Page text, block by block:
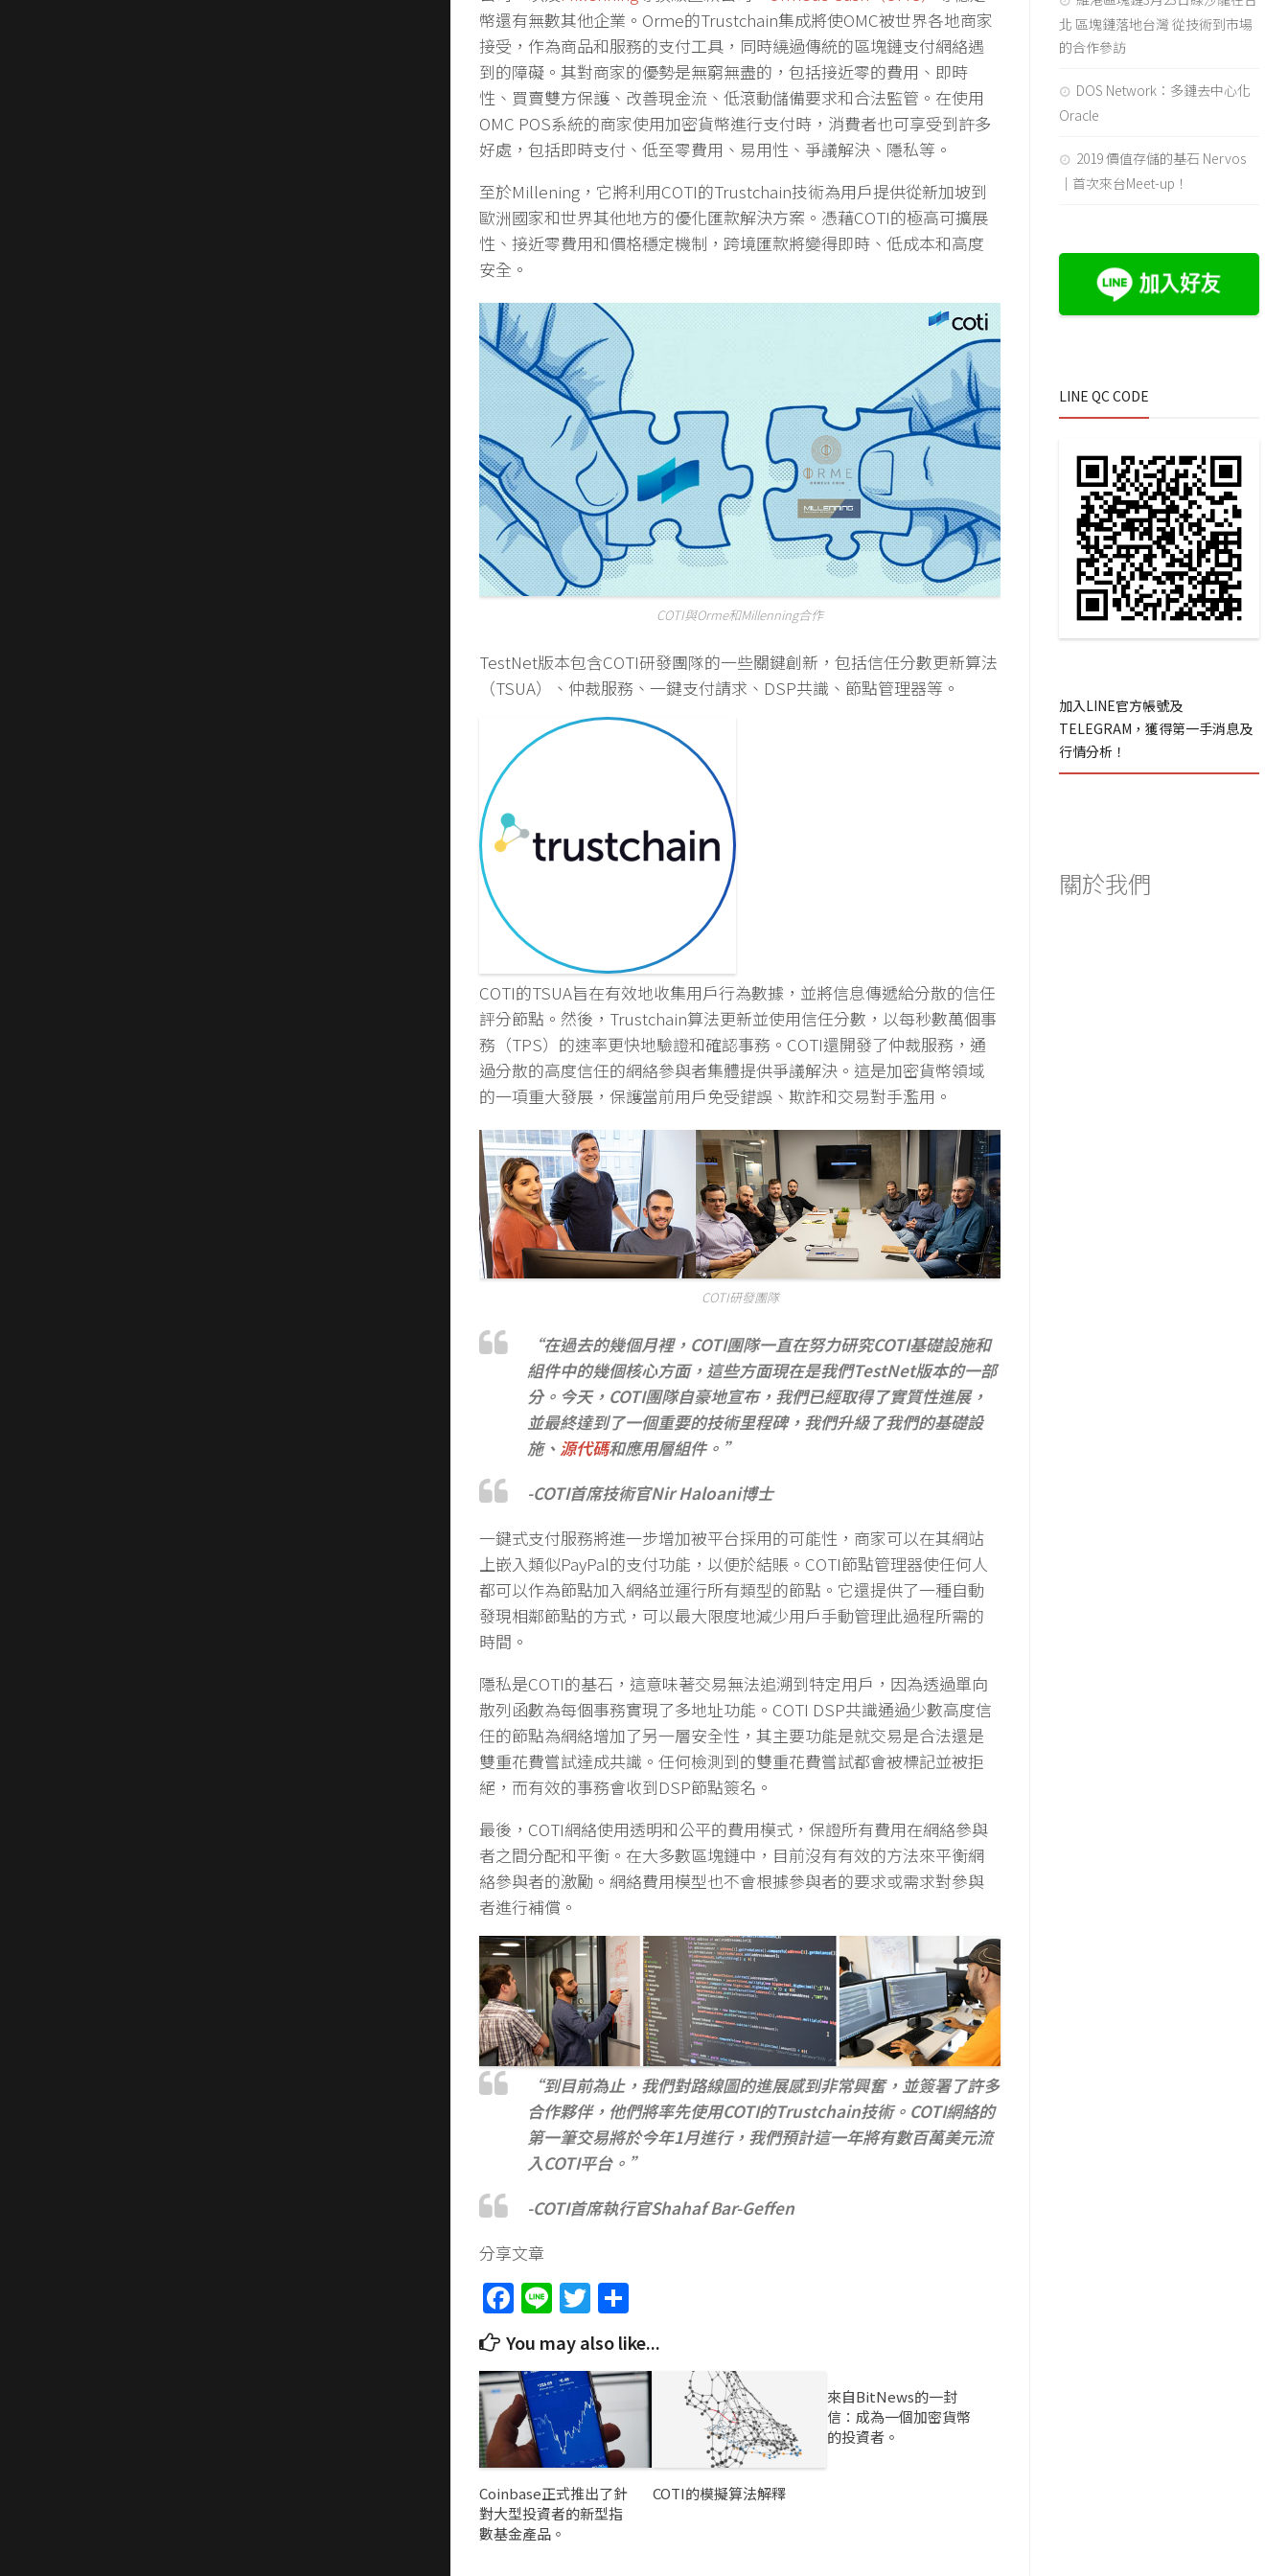
幣還有無數其他企業。Orme的Trustchain集成將使OMC被世界各地商家
接受，作為商品和服務的支付工具，同時繞過傳統的區塊鏈支付網絡遇
到的障礙。其對商家的優勢是無窮無盡的，包括接近零的費用、即時
性、買賣雙方保護、改善現金流、低滾動儲備要求和合法監管。在使用
OMC POS系統的商家使用加密貨幣進行支付時，消費者也可享受到許多
好處，包括即時支付、低至零費用、易用性、爭議解決、隱私等。
至於Millening，它將利用COTI的Trustchain技術為用戶提供從新加坡到
歐洲國家和世界其他地方的優化匯款解決方案。憑藉COTI的極高可擴展
性、接近零費用和價格穩定機制，跨境匯款將變得即時、低成本和高度
安全。
COTI與Orme和Millenning合作
TestNet版本包含COTI研發團隊的一些關鍵創新，包括信任分數更新算法
（TSUA）、仲裁服務、一鍵支付請求、DSP共識、節點管理器等。
COTI的TSUA旨在有效地收集用戶行為數據，並將信息傳遞給分散的信任
評分節點。然後，Trustchain算法更新並使用信任分數，以每秒數萬個事
務（TPS）的速率更快地驗證和確認事務。COTI還開發了仲裁服務，通
過分散的高度信任的網絡參與者集體提供爭議解決。這是加密貨幣領域
的一項重大發展，保護當前用戶免受錯誤、欺詐和交易對手濫用。
COTI研發團隊
“在過去的幾個月裡，COTI團隊一直在努力研究COTI基礎設施和
組件中的幾個核心方面，這些方面現在是我們TestNet版本的一部
分。 今天，COTI團隊自豪地宣布，我們已經取得了實質性進展，
並最終達到了一個重要的技術里程碑，我們升級了我們的基礎設
施、 源代碼和應用層組件。”
-COTI首席技術官Nir Haloani博士
一鍵式支付服務將進一步增加被平台採用的可能性，商家可以在其網站
上嵌入類似PayPal的支付功能，以便於結賬。COTI節點管理器使任何人
都可以作為節點加入網絡並運行所有類型的節點。它還提供了一種自動
發現相鄰節點的方式，可以最大限度地減少用戶手動管理此過程所需的
時間。
隱私是COTI的基石，這意味著交易無法追溯到特定用戶，因為透過單向
散列函數為每個事務實現了多地址功能。COTI DSP共識通過少數高度信
任的節點為網絡增加了另一層安全性，其主要功能是就交易是合法還是
雙重花費嘗試達成共識。任何檢測到的雙重花費嘗試都會被標記並被拒
絕，而有效的事務會收到DSP節點簽名。
最後，COTI網絡使用透明和公平的費用模式，保證所有費用在網絡參與
者之間分配和平衡。在大多數區塊鏈中，目前沒有有效的方法來平衡網
絡參與者的激勵。網絡費用模型也不會根據參與者的要求或需求對參與
者進行補償。
“到目前為止，我們對路線圖的進展感到非常興奮，並簽署了許多
合作夥伴，他們將率先使用COTI的Trustchain技術。COTI網絡的
第一筆交易將於今年1月進行，我們預計這一年將有數百萬美元流
入COTI平台。”
-COTI首席執行官Shahaf Bar-Geffen
分享文章
Facebook
LineTwitter
You may also like...
Coinbase正式推出了針
對大型投資者的新型指
數基金產品。
COTI的模擬算法解釋
來自BitNews的一封
信：成為一個加密貨幣
的投資者。
北 區塊鏈落地台灣 從技術到市場
的合作參訪
DOS Network：多鏈去中心化
Oracle
2019 價值存儲的基石 Nervos
｜首次來台Meet-up！
LINE QC CODE
加入LINE官方帳號及
TELEGRAM，獲得第一手消息及
行情分析！
關於我們